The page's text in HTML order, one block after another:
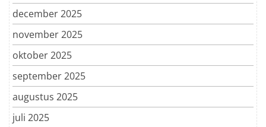
december 2025
november 2025
oktober 2025
september 2025
augustus 2025
juli 2025